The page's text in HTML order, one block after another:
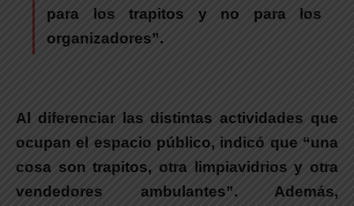
para los trapitos y no para los
organizadores”.
Al diferenciar las distintas actividades que
ocupan el espacio público, indicó que “una
cosa son trapitos, otra limpiavidrios y otra
vendedores ambulantes”. Además,